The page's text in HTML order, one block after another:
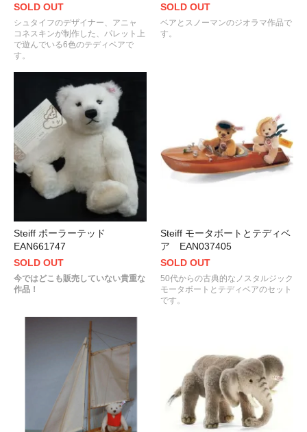
SOLD OUT
シュタイフのデザイナー、アニャ
コネスキンが制作した、パレット上
で遊んでいる6色のテディベアで
す。
SOLD OUT
ベアとスノーマンのジオラマ作品で
す。
Steiff ポーラーテッド
EAN661747
SOLD OUT
今ではどこも販売していない貴重な
作品！
Steiff モータボートとテディベ
ア EAN037405
SOLD OUT
50代からの古典的なノスタルジック
モータボートとテディベアのセット
です。